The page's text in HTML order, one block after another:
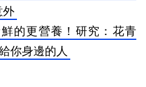
外
的更營養！研究：花青
你身邊的人